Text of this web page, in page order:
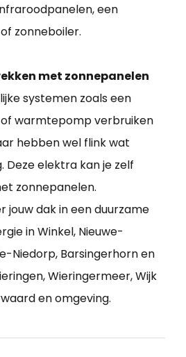
een
zonneboiler.
met zonnepanelen
systemen zoals een
warmtepomp verbruiken
hebben wel flink wat
Deze elektra kan je zelf
zonnepanelen.
jouw dak in een duurzame
in Winkel, Nieuwe-
Niedorp, Barsingerhorn en
Wieringermeer, Wijk
en omgeving.